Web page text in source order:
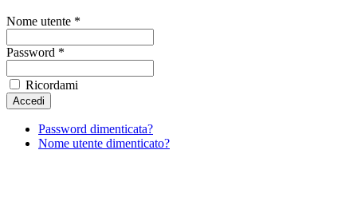
Nome utente *
Password *
Ricordami
Password dimenticata?
Nome utente dimenticato?